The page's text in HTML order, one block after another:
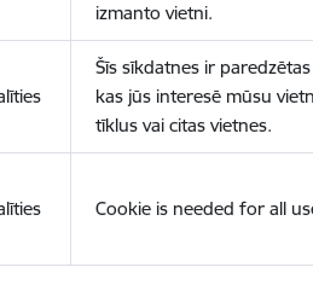
izmanto vietni.
Šīs sīkdatnes ir
kas jūs interesē mūsu
tīklus vai citas vietnes.
Cookie is needed for all